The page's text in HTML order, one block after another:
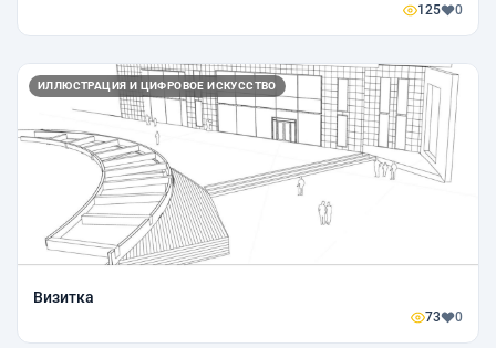
125 0
ИЛЛЮСТРАЦИЯ И ЦИФРОВОЕ ИСКУССТВО
Визитка
73 0